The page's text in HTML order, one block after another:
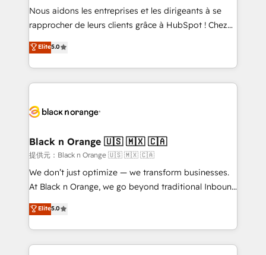
B2B sectors such as manufacturing, SaaS and
business services. We prepare a customized
impact of your digital transformation, including a
detailed financial rationale with a focus on ROI and
embark on a transformational journey that sets your
business up for long-term success. Unlock your
business. If not now, when?
Nous aidons les entreprises et les dirigeants à se
rapprocher de leurs clients grâce à HubSpot ! Chez
DIGITALISIM, nous avons l'intime conviction que la
réussite des entreprises passe par l’innovation web,
le marketing digital, et la relation client ! C'est
pourquoi, nos experts sont à la fois capables de
référencement, votre stratégie digitale et le pilotage
projet HubSpot avec DIGITALISIM : 🧽 Nettoyage,
migration et intégration des bases de données. 🚀
Développement des interfaces avec vos logiciels
métiers ⚙️ Configuration de la plateforme HubSpot
Book Process & Guidelines utilisateurs 🎓
Formations des utilisateurs
Elite5.0
Black n Orange 🇺🇸 🇲🇽 🇨🇦
提供元：Black n Orange 🇺🇸 🇲🇽 🇨🇦
We don’t just optimize — we transform businesses.
At Black n Orange, we go beyond traditional Inbound
Marketing with our exclusive methodologies:
BOOMS and BOOST. Together, they form a powerful
combination that has driven success for over 800
businesses worldwide. As Elite HubSpot Partners, we
Elite5.0